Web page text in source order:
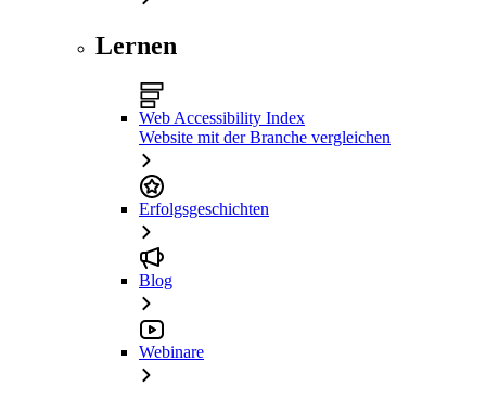
Lernen
Web Accessibility Index
Website mit der Branche vergleichen
Erfolgsgeschichten
Blog
Webinare